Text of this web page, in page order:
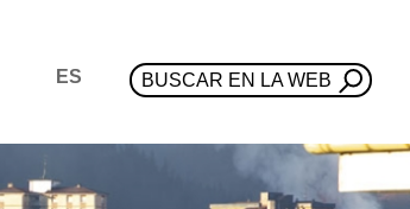
ES BUSCAR EN LA WEB